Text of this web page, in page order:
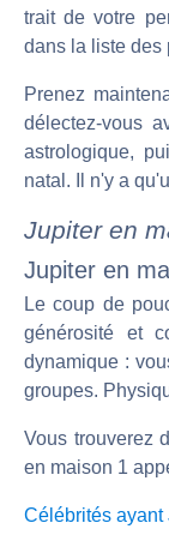
trait de votre
dans la liste des
Prenez
délectez-vous
astrologique,
natal. Il n'y a
Jupiter en
Jupiter en
Le coup de
générosité et
dynamique :
groupes.
Vous trouverez
en maison 1
Célébrités ayant